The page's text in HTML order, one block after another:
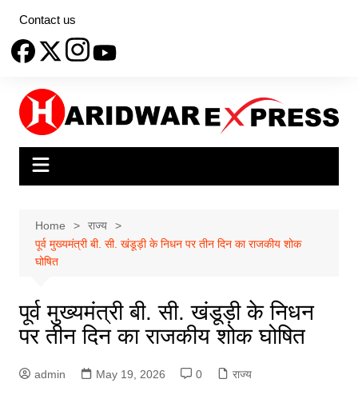
content
Contact us
Home
राज्य
पूर्व मुख्यमंत्री बी. सी. खंडूड़ी के निधन पर तीन दिन का राजकीय शोक
घोषित
पूर्व मुख्यमंत्री बी. सी. खंडूड़ी के निधन
पर तीन दिन का राजकीय शोक घोषित
admin May 19, 2026 0 राज्य